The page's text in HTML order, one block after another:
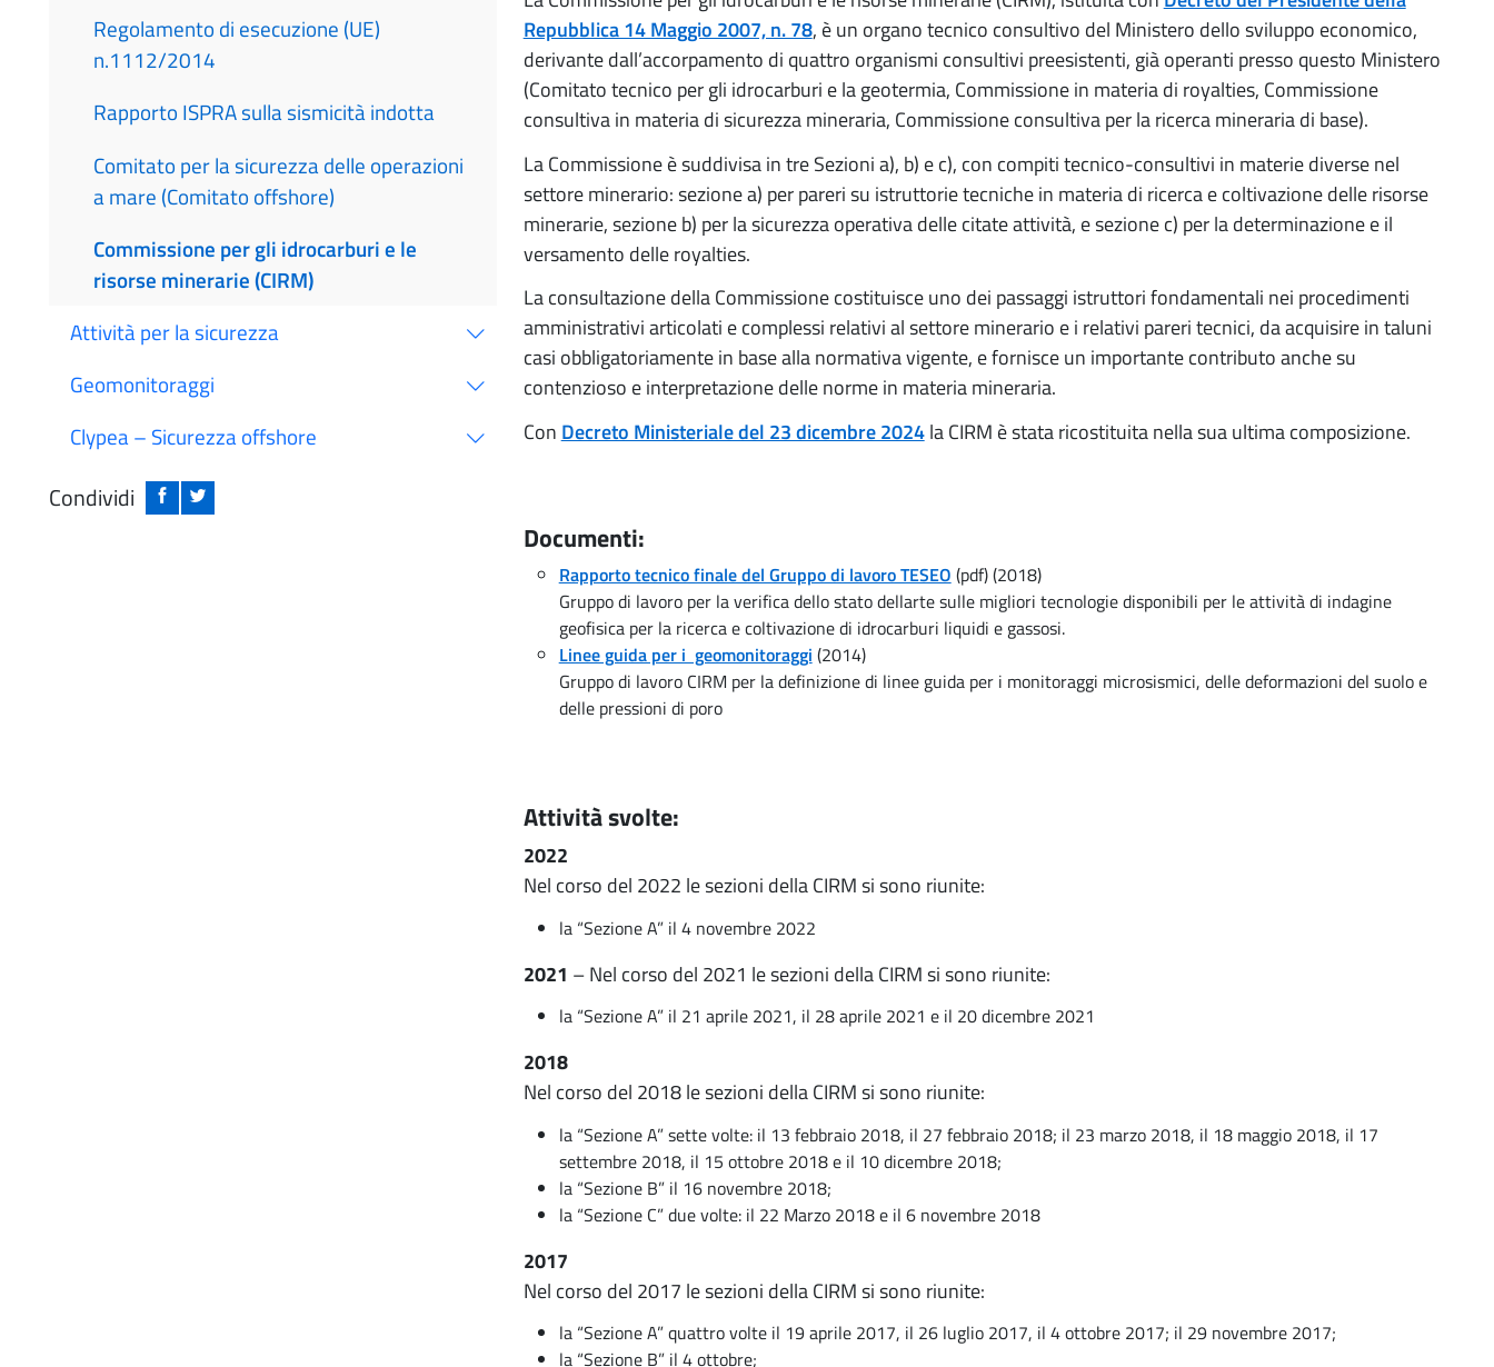
Regolamento di esecuzione (UE)
n.1112/2014
Rapporto ISPRA sulla sismicità indotta
Comitato per la sicurezza delle operazioni
a mare (Comitato offshore)
Commissione per gli idrocarburi e le
risorse minerarie (CIRM)
Attività per la sicurezza
Geomonitoraggi
Clypea – Sicurezza offshore
Condividi
Repubblica 14 Maggio 2007, n. 78, è un organo tecnico consultivo del Ministero dello sviluppo economico,
derivante dall’accorpamento di quattro organismi consultivi preesistenti, già operanti presso questo Ministero
(Comitato tecnico per gli idrocarburi e la geotermia, Commissione in materia di royalties, Commissione
consultiva in materia di sicurezza mineraria, Commissione consultiva per la ricerca mineraria di base).
La Commissione è suddivisa in tre Sezioni a), b) e c), con compiti tecnico-consultivi in materie diverse nel
settore minerario: sezione a) per pareri su istruttorie tecniche in materia di ricerca e coltivazione delle risorse
minerarie, sezione b) per la sicurezza operativa delle citate attività, e sezione c) per la determinazione e il
versamento delle royalties.
La consultazione della Commissione costituisce uno dei passaggi istruttori fondamentali nei procedimenti
amministrativi articolati e complessi relativi al settore minerario e i relativi pareri tecnici, da acquisire in taluni
casi obbligatoriamente in base alla normativa vigente, e fornisce un importante contributo anche su
contenzioso e interpretazione delle norme in materia mineraria.
Con Decreto Ministeriale del 23 dicembre 2024la CIRM è stata ricostituita nella sua ultima composizione.
Documenti:
Rapporto tecnico finale del Gruppo di lavoro TESEO (pdf)(2018)
Gruppo di lavoro per la verifica dello stato dellarte sulle migliori tecnologie disponibili per le attività di indagine
geofisica per la ricerca e coltivazione di idrocarburi liquidi e gassosi.
Linee guida per i geomonitoraggi (2014)
Gruppo di lavoro CIRM per la definizione di linee guida per i monitoraggi microsismici, delle deformazioni del suolo e
delle pressioni di poro
Attività svolte:
2022
Nel corso del 2022 le sezioni della CIRM si sono riunite:
la “Sezione A” il 4 novembre 2022
2021 – Nel corso del 2021 le sezioni della CIRM si sono riunite:
la “Sezione A” il 21 aprile 2021, il 28 aprile 2021 e il 20 dicembre 2021
2018
Nel corso del 2018 le sezioni della CIRM si sono riunite:
la “Sezione A” sette volte: il 13 febbraio 2018, il 27 febbraio 2018; il 23 marzo 2018, il 18 maggio 2018, il 17
settembre 2018, il 15 ottobre 2018 e il 10 dicembre 2018;
la “Sezione B” il 16 novembre 2018;
la “Sezione C” due volte: il 22 Marzo 2018 e il 6 novembre 2018
2017
Nel corso del 2017 le sezioni della CIRM si sono riunite:
la “Sezione A” quattro volte il 19 aprile 2017, il 26 luglio 2017, il 4 ottobre 2017; il 29 novembre 2017;
la “Sezione B” il 4 ottobre;